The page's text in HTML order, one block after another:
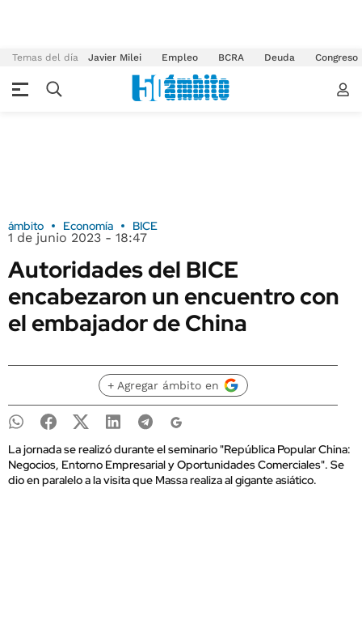
Temas del día Javier Milei Empleo BCRA Deuda Congreso
ámbito Economía BICE
1 de junio 2023 - 18:47
Autoridades del BICE
encabezaron un encuentro con
el embajador de China
+ Agregar ámbito en
La jornada se realizó durante el seminario "República Popular China:
Negocios, Entorno Empresarial y Oportunidades Comerciales". Se
dio en paralelo a la visita que Massa realiza al gigante asiático.